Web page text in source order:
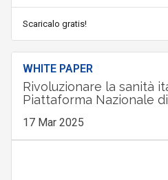
Scaricalo gratis!
WHITE PAPER
Rivoluzionare la sanità
Piattaforma Nazionale
17 Mar 2025